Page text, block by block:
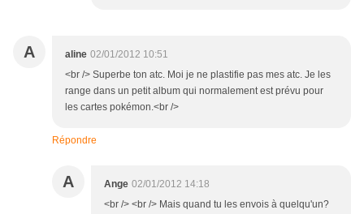
A aline 02/01/2012 10:51
<br /> Superbe ton atc. Moi je ne plastifie pas mes atc. Je les
range dans un petit album qui normalement est prévu pour
les cartes pokémon.<br />
Répondre
A Ange 02/01/2012 14:18
<br /> <br /> Mais quand tu les envois à quelqu'un?